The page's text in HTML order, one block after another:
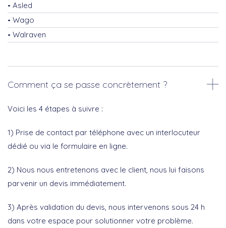
Asled
Wago
Walraven
Comment ça se passe concrètement ?
Voici les 4 étapes à suivre :
1) Prise de contact par téléphone avec un interlocuteur
dédié ou via le formulaire en ligne.
2) Nous nous entretenons avec le client, nous lui faisons
parvenir un devis immédiatement.
3) Après validation du devis, nous intervenons sous 24 h
dans votre espace pour solutionner votre problème.